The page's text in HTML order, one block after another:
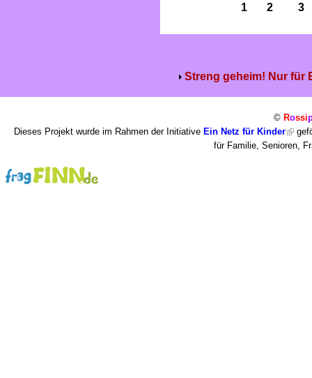
1 2 3
Streng geheim! Nur für
© Rossi
Dieses Projekt wurde im Rahmen der Initiative Ein Netz für Kinder
für Familie, Senioren,